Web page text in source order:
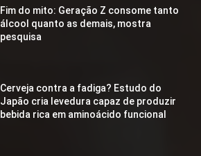
Fim do mito: Geração Z consome tanto
álcool quanto as demais, mostra
pesquisa
Cerveja contra a fadiga? Estudo do
Japão cria levedura capaz de produzir
bebida rica em aminoácido funcional